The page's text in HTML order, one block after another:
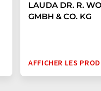
LAUDA DR. R.
GMBH & CO. KG
AFFICHER LES